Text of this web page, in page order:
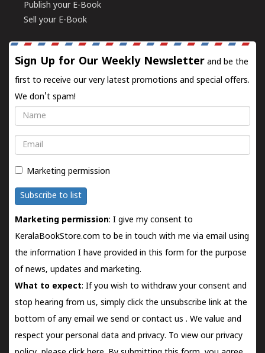
Publish your E-Book
Sell your E-Book
Sign Up for Our Weekly Newsletter and be the
first to receive our very latest promotions and special offers.
We don't spam!
Name
Email
Marketing permission
Subscribe to list
Marketing permission: I give my consent to
KeralaBookStore.com to be in touch with me via email using
the information I have provided in this form for the purpose
of news, updates and marketing.
What to expect: If you wish to withdraw your consent and
stop hearing from us, simply click the unsubscribe link at the
bottom of any email we send orcontact us . We value and
respect your personal data and privacy. To view our privacy